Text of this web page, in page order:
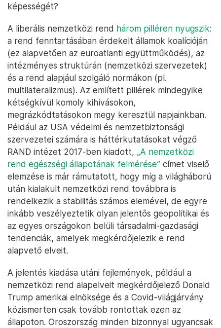
képességét?
A liberális nemzetközi rend három pilléren nyugszik:
a rend fenntartásában érdekelt államok koalícióján
(ez alapvetően az euroatlanti együttműködés), az
intézményes struktúrán (nemzetközi szervezetek)
és a rend alapjául szolgáló normákon (pl.
multilateralizmus). Az említett pillérek mindegyike
kétségkívül komoly kihívásokon,
megrázkódtatásokon megy keresztül napjainkban.
Például az USA védelmi és nemzetbiztonsági
szervezetei számára is háttérkutatásokat végző
RAND intézet 2017-ben kiadott, „A nemzetközi
rend egészségi állapotának felmérése” címet viselő
elemzése is már rámutatott, hogy míg a világháború
után kialakult nemzetközi rend továbbra is
rendelkezik a stabilitás számos elemével, de egyre
inkább veszélyeztetik olyan jelentős geopolitikai és
az egyes országokon belüli társadalmi-gazdasági
tendenciák, amelyek megkérdőjelezik e rend
alapvető elveit.
A jelentés kiadása utáni fejlemények, például a
nemzetközi rend alapelveit megkérdőjelező Donald
Trump amerikai elnöksége és a Covid-világjárvány
közismerten csak tovább rontottak ezen az
állapoton. Oroszország minden bizonnyal ugyancsak